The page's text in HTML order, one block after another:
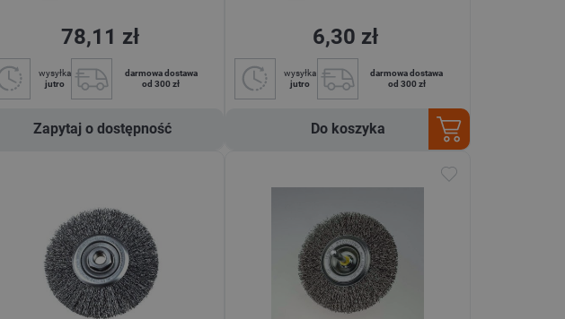
78,11 zł
wysyłka
jutro
darmowa dostawa
od 300 zł
Zapytaj o dostępność
6,30 zł
wysyłka
jutro
darmowa dostawa
od 300 zł
Do koszyka